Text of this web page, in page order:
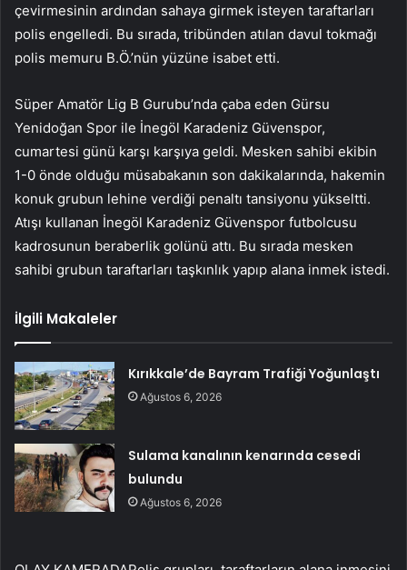
çevirmesinin ardından sahaya girmek isteyen taraftarları
polis engelledi. Bu sırada, tribünden atılan davul tokmağı
polis memuru B.Ö.’nün yüzüne isabet etti.
Süper Amatör Lig B Gurubu’nda çaba eden Gürsu
Yenidoğan Spor ile İnegöl Karadeniz Güvenspor,
cumartesi günü karşı karşıya geldi. Mesken sahibi ekibin
1-0 önde olduğu müsabakanın son dakikalarında, hakemin
konuk grubun lehine verdiği penaltı tansiyonu yükseltti.
Atışı kullanan İnegöl Karadeniz Güvenspor futbolcusu
kadrosunun beraberlik golünü attı. Bu sırada mesken
sahibi grubun taraftarları taşkınlık yapıp alana inmek istedi.
İlgili Makaleler
Kırıkkale’de Bayram Trafiği Yoğunlaştı
Ağustos 6, 2026
Sulama kanalının kenarında cesedi
bulundu
Ağustos 6, 2026